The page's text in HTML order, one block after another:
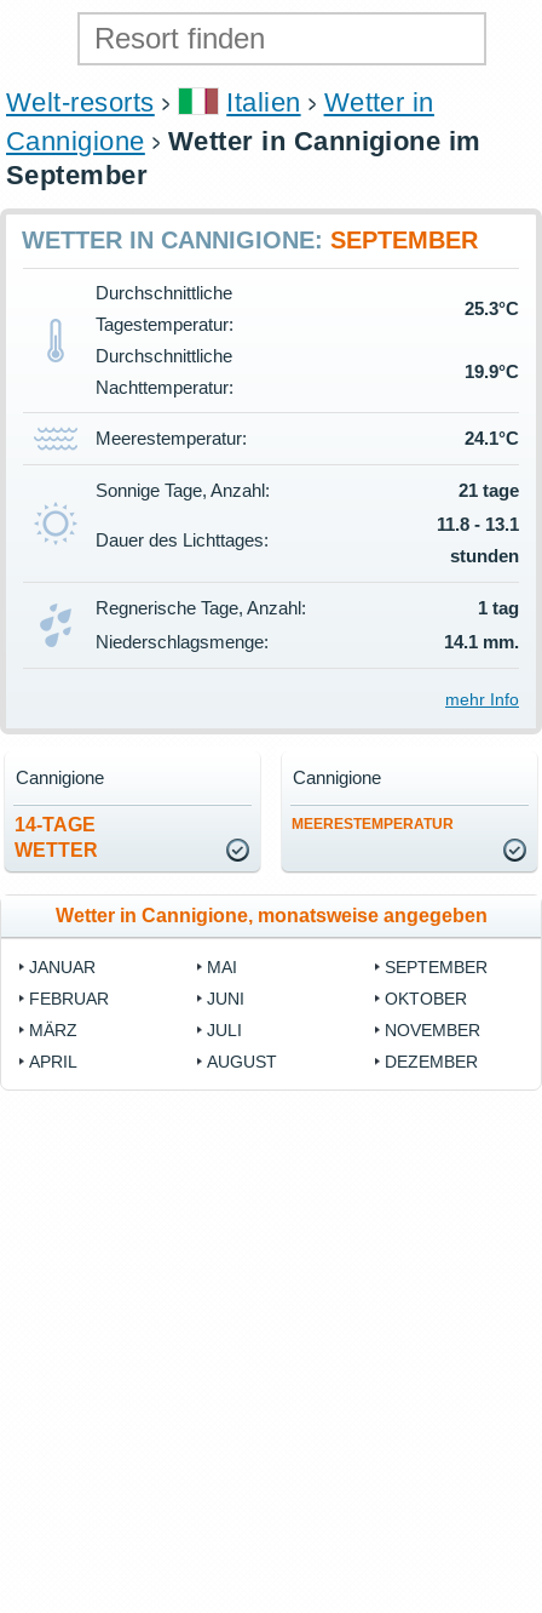
Welt-resorts Italien
Wetter in
Cannigione
Wetter in Cannigione im
September
WETTER IN CANNIGIONE: SEPTEMBER
Durchschnittliche
Tagestemperatur:
25.3°C
Durchschnittliche
Nachttemperatur:
19.9°C
Meerestemperatur: 24.1°C
Sonnige Tage, Anzahl: 21 tage
Dauer des Lichttages:
11.8 - 13.1
stunden
Regnerische Tage, Anzahl:
1 tag
Niederschlagsmenge:
14.1 mm.
mehr Info
14-TAGE
WETTER
Cannigione
MEERESTEMPERATUR
Cannigione
Wetter in Cannigione, monatsweise angegeben
JANUAR
FEBRUAR
MÄRZ
APRIL
MAI
JUNI
JULI
AUGUST
SEPTEMBER
OKTOBER
NOVEMBER
DEZEMBER